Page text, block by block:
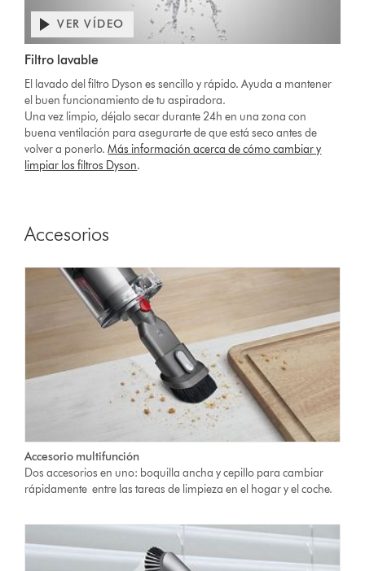
VER VÍDEO
Filtro lavable
El lavado del filtro Dyson es sencillo y rápido. Ayuda a mantener
el buen funcionamiento de tu aspiradora.
Una vez limpio, déjalo secar durante 24h en una zona con
buena ventilación para asegurarte de que está seco antes de
volver a ponerlo.Más información acerca de cómo cambiar y
limpiar los filtros Dyson.
Accesorios
Accesorio multifunción
Dos accesorios en uno: boquilla ancha y cepillo para cambiar
rápidamente entre las tareas de limpieza en el hogar y el coche.